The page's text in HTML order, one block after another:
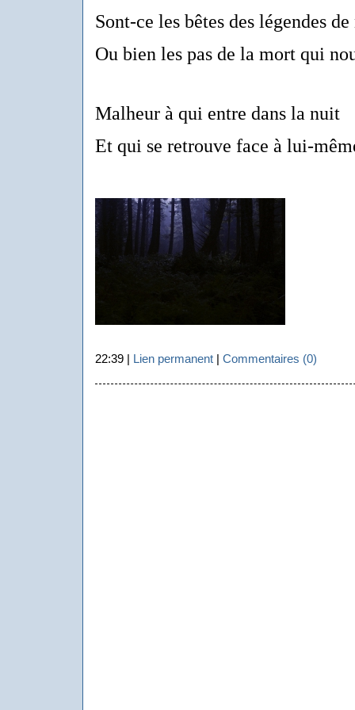
Sont-ce les bêtes des légendes
Ou bien les pas de la mort qui
Malheur à qui entre dans la nuit
Et qui se retrouve face à lui-
22:39 | Lien permanent| Commentaires (0)